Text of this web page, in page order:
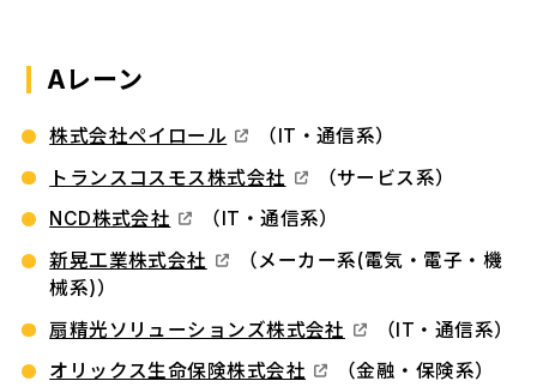
Aレーン
株式会社ペイロール
（IT・通信系）
トランスコスモス株式会社
（サービス系）
NCD株式会社
（IT・通信系）
新晃工業株式会社
（メーカー系(電気・電子・機
械系)）
扇精光ソリューションズ株式会社
（IT・通信系）
オリックス生命保険株式会社
（金融・保険系）